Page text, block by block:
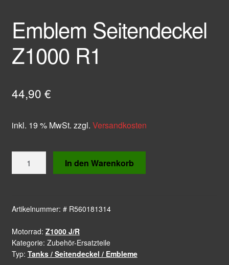
Emblem Seitendeckel
Z1000 R1
44,90 €
inkl. 19 % MwSt. zzgl. Versandkosten
Seitendeckel
Menge
In den Warenkorb
Artikelnummer: # R560181314
Motorrad: Z1000 J/R
Kategorie: Zubehör-Ersatzteile
Typ: Tanks / Seitendeckel / Embleme